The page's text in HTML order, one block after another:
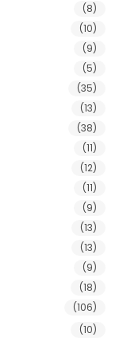
(8)
(10)
(9)
(5)
(35)
(13)
(38)
(11)
(12)
(11)
(9)
(13)
(13)
(9)
(18)
(106)
(10)